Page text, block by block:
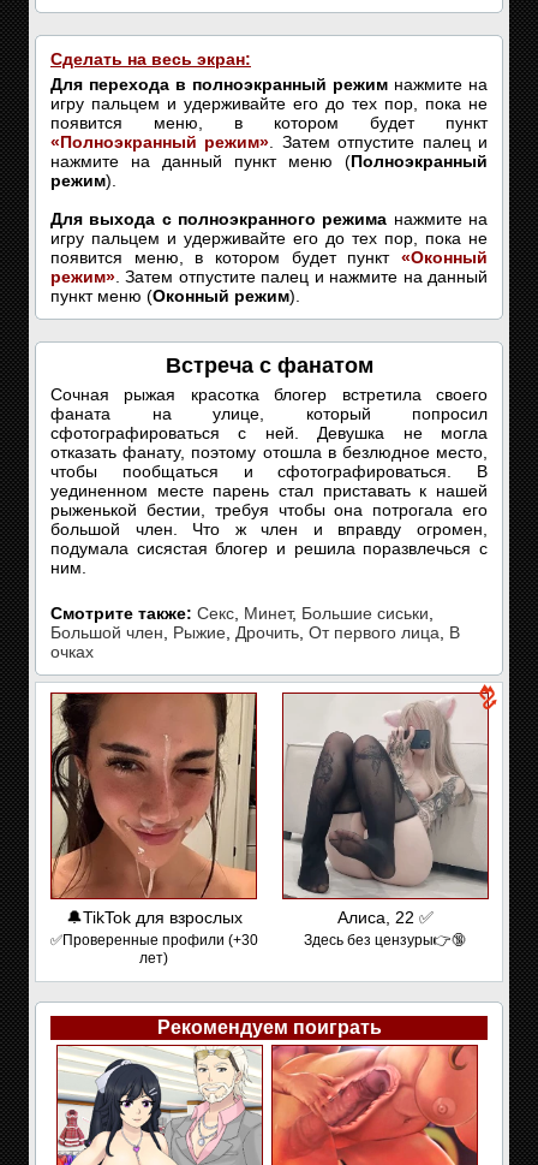
Сделать на весь экран:
Для перехода в полноэкранный режим нажмите на
игру пальцем и удерживайте его до тех пор, пока не
появится меню, в котором будет пункт
«Полноэкранный режим» . Затем отпустите палец и
нажмите на данный пункт меню (Полноэкранный
режим).
Для выхода с полноэкранного режима нажмите на
игру пальцем и удерживайте его до тех пор, пока не
появится меню, в котором будет пункт «Оконный
режим» . Затем отпустите палец и нажмите на данный
пункт меню (Оконный режим).
Встреча с фанатом
Сочная рыжая красотка блогер встретила своего
фаната на улице, который попросил
сфотографироваться с ней. Девушка не могла
отказать фанату, поэтому отошла в безлюдное место,
чтобы пообщаться и сфотографироваться. В
уединенном месте парень стал приставать к нашей
рыженькой бестии, требуя чтобы она потрогала его
большой член. Что ж член и вправду огромен,
подумала сисястая блогер и решила поразвлечься с
ним.
Смотрите также: Секс Минет, Большие сиськи
Большой член
Рыжие Дрочить От первого лица
В
очках
🔔TikTok для взрослых
✅Проверенные профили (+30
лет)
Алиса, 22 ✅
Здесь без цензуры👉🔞
Рекомендуем поиграть